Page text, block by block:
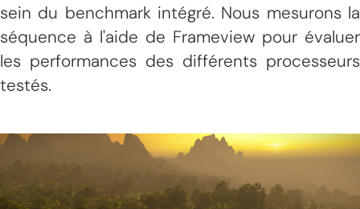
sein du benchmark intégré. Nous mesurons la
séquence à l'aide de Frameview pour évaluer
les performances des différents processeurs
testés.